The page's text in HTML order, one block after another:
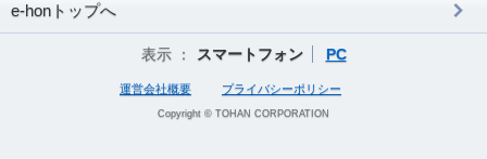
e-honトップへ
表示 ： スマートフォン PC
運営会社概要 プライバシーポリシー
Copyright © TOHAN CORPORATION